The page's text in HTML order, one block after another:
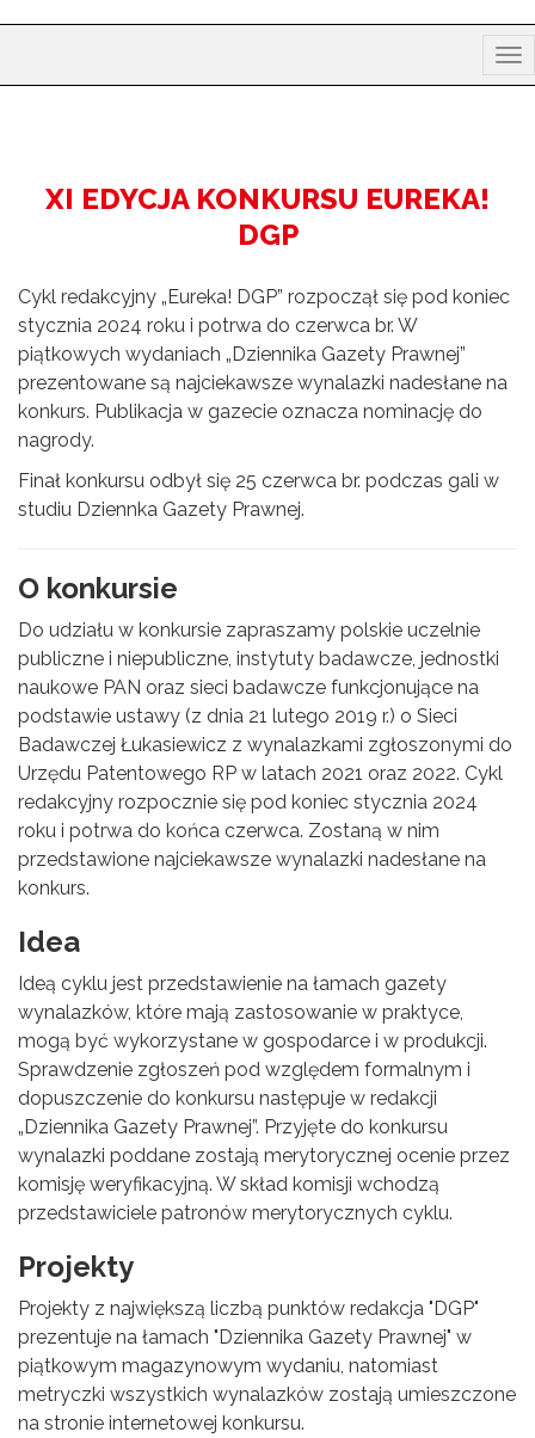
XI EDYCJA KONKURSU EUREKA!
DGP
Cykl redakcyjny „Eureka! DGP” rozpoczął się pod koniec
stycznia 2024 roku i potrwa do czerwca br. W
piątkowych wydaniach „Dziennika Gazety Prawnej”
prezentowane są najciekawsze wynalazki nadesłane na
konkurs. Publikacja w gazecie oznacza nominację do
nagrody.
Finał konkursu odbył się 25 czerwca br. podczas gali w
studiu Dziennka Gazety Prawnej.
O konkursie
Do udziału w konkursie zapraszamy polskie uczelnie
publiczne i niepubliczne, instytuty badawcze, jednostki
naukowe PAN oraz sieci badawcze funkcjonujące na
podstawie ustawy (z dnia 21 lutego 2019 r.) o Sieci
Badawczej Łukasiewicz z wynalazkami zgłoszonymi do
Urzędu Patentowego RP w latach 2021 oraz 2022. Cykl
redakcyjny rozpocznie się pod koniec stycznia 2024
roku i potrwa do końca czerwca. Zostaną w nim
przedstawione najciekawsze wynalazki nadesłane na
konkurs.
Idea
Ideą cyklu jest przedstawienie na łamach gazety
wynalazków, które mają zastosowanie w praktyce,
mogą być wykorzystane w gospodarce i w produkcji.
Sprawdzenie zgłoszeń pod względem formalnym i
dopuszczenie do konkursu następuje w redakcji
„Dziennika Gazety Prawnej”. Przyjęte do konkursu
wynalazki poddane zostają merytorycznej ocenie przez
komisję weryfikacyjną. W skład komisji wchodzą
przedstawiciele patronów merytorycznych cyklu.
Projekty
Projekty z największą liczbą punktów redakcja "DGP"
prezentuje na łamach "Dziennika Gazety Prawnej" w
piątkowym magazynowym wydaniu, natomiast
metryczki wszystkich wynalazków zostają umieszczone
na stronie internetowej konkursu.